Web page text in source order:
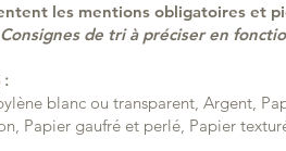
les mentions obligatoires et
de tri à préciser en
:
blanc ou transparent, Argent,
Papier gaufré et perlé, Papier